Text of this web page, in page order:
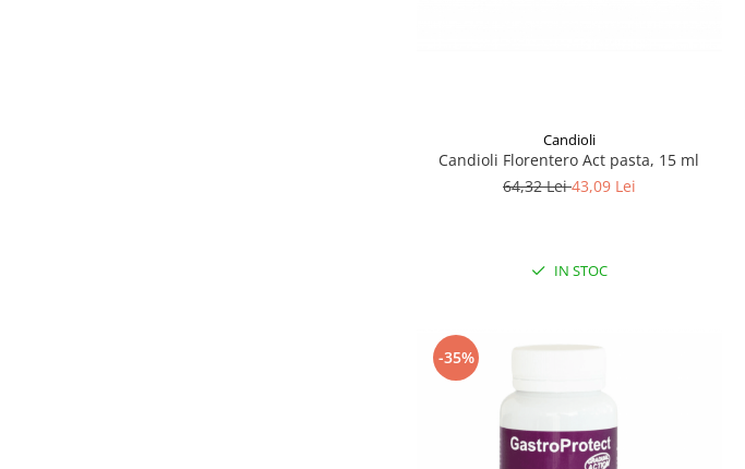
Candioli
Candioli Florentero Act pasta, 15 ml
64,32 Lei43,09 Lei
IN STOC
-35%